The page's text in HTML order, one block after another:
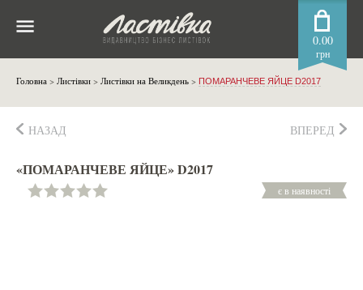
0.00
грн
Головна > Листівки > Листівки на Великдень > ПОМАРАНЧЕВЕ ЯЙЦЕ D2017
НАЗАД ВПЕРЕД
«ПОМАРАНЧЕВЕ ЯЙЦЕ» D2017
є в наявності